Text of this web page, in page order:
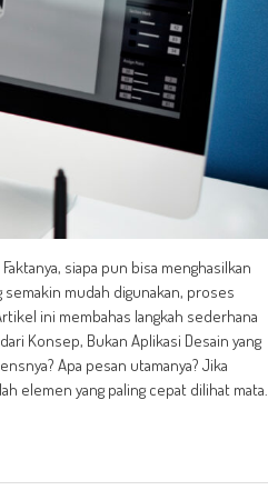
siapa pun bisa menghasilkan
semakin mudah digunakan, proses
ini membahas langkah sederhana
Konsep, Bukan Aplikasi Desain yang
Apa pesan utamanya? Jika
elemen yang paling cepat dilihat mata.